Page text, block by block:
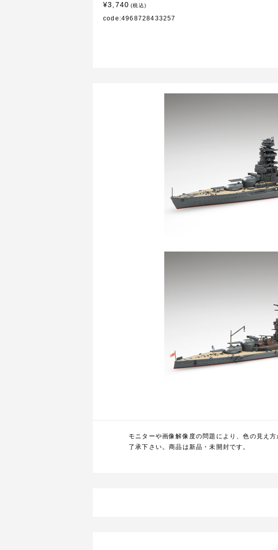
¥3,740 (税込)
code:4968728433257
モニターや画像解像度の問題により、色の見え
了承下さい。商品は新品・未開封です。